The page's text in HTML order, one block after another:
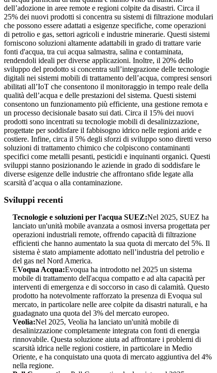
dell’adozione in aree remote e regioni colpite da disastri. Circa il
25% dei nuovi prodotti si concentra su sistemi di filtrazione modulari
che possono essere adattati a esigenze specifiche, come operazioni
di petrolio e gas, settori agricoli e industrie minerarie. Questi sistemi
forniscono soluzioni altamente adattabili in grado di trattare varie
fonti d'acqua, tra cui acqua salmastra, salina e contaminata,
rendendoli ideali per diverse applicazioni. Inoltre, il 20% dello
sviluppo del prodotto si concentra sull’integrazione delle tecnologie
digitali nei sistemi mobili di trattamento dell’acqua, compresi sensori
abilitati all’IoT che consentono il monitoraggio in tempo reale della
qualità dell’acqua e delle prestazioni del sistema. Questi sistemi
consentono un funzionamento più efficiente, una gestione remota e
un processo decisionale basato sui dati. Circa il 15% dei nuovi
prodotti sono incentrati su tecnologie mobili di desalinizzazione,
progettate per soddisfare il fabbisogno idrico nelle regioni aride e
costiere. Infine, circa il 5% degli sforzi di sviluppo sono diretti verso
soluzioni di trattamento chimico che colpiscono contaminanti
specifici come metalli pesanti, pesticidi e inquinanti organici. Questi
sviluppi stanno posizionando le aziende in grado di soddisfare le
diverse esigenze delle industrie che affrontano sfide legate alla
scarsità d’acqua o alla contaminazione.
Sviluppi recenti
Tecnologie e soluzioni per l'acqua SUEZ:Nel 2025, SUEZ ha
lanciato un'unità mobile avanzata a osmosi inversa progettata per
operazioni industriali remote, offrendo capacità di filtrazione
efficienti che hanno aumentato la sua quota di mercato del 5%. Il
sistema è stato ampiamente adottato nell’industria del petrolio e
del gas nel Nord America.
EVoqua Acqua:Evoqua ha introdotto nel 2025 un sistema
mobile di trattamento dell'acqua compatto e ad alta capacità per
interventi di emergenza e di soccorso in caso di calamità. Questo
prodotto ha notevolmente rafforzato la presenza di Evoqua sul
mercato, in particolare nelle aree colpite da disastri naturali, e ha
guadagnato una quota del 3% del mercato europeo.
Veolia:Nel 2025, Veolia ha lanciato un'unità mobile di
desalinizzazione completamente integrata con fonti di energia
rinnovabile. Questa soluzione aiuta ad affrontare i problemi di
scarsità idrica nelle regioni costiere, in particolare in Medio
Oriente, e ha conquistato una quota di mercato aggiuntiva del 4%
nella regione.